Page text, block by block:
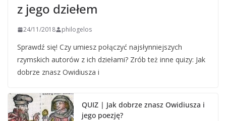
z jego dziełem
24/11/2018 philogelos
Sprawdź się! Czy umiesz połączyć najsłynniejszych
rzymskich autorów z ich dziełami? Zrób też inne quizy: Jak
dobrze znasz Owidiusza i
QUIZ | Jak dobrze znasz Owidiusza i
jego poezję?